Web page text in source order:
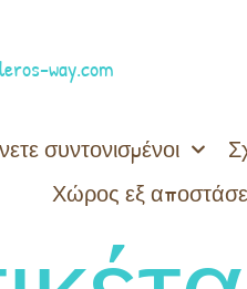
way.com
συντονισμένοι
Χώρος εξ